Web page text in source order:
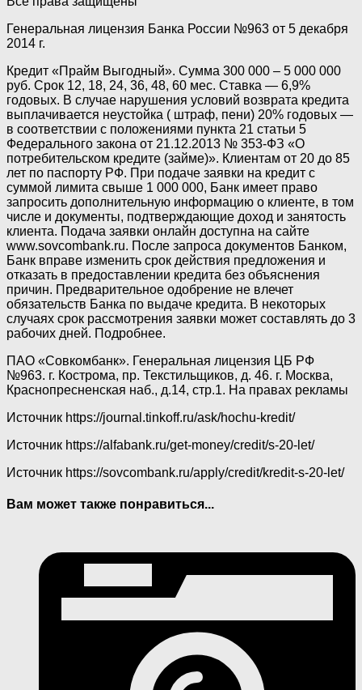
Генеральная лицензия Банка России №963 от 5 декабря
2014 г.
Кредит «Прайм Выгодный». Сумма 300 000 – 5 000 000
руб. Срок 12, 18, 24, 36, 48, 60 мес. Ставка — 6,9%
годовых. В случае нарушения условий возврата кредита
выплачивается неустойка ( штраф, пени) 20% годовых —
в соответствии с положениями пункта 21 статьи 5
Федерального закона от 21.12.2013 № 353-ФЗ «О
потребительском кредите (займе)». Клиентам от 20 до 85
лет по паспорту РФ. При подаче заявки на кредит с
суммой лимита свыше 1 000 000, Банк имеет право
запросить дополнительную информацию о клиенте, в том
числе и документы, подтверждающие доход и занятость
клиента. Подача заявки онлайн доступна на сайте
www.sovcombank.ru. После запроса документов Банком,
Банк вправе изменить срок действия предложения и
отказать в предоставлении кредита без объяснения
причин. Предварительное одобрение не влечет
обязательств Банка по выдаче кредита. В некоторых
случаях срок рассмотрения заявки может составлять до 3
рабочих дней. Подробнее.
ПАО «Совкомбанк». Генеральная лицензия ЦБ РФ
№963. г. Кострома, пр. Текстильщиков, д. 46. г. Москва,
Краснопресненская наб., д.14, стр.1. На правах рекламы
Источник https://journal.tinkoff.ru/ask/hochu-kredit/
Источник https://alfabank.ru/get-money/credit/s-20-let/
Источник https://sovcombank.ru/apply/credit/kredit-s-20-let/
Вам может также понравиться...